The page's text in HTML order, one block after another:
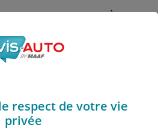
Rechercher À propos
devis d'assurance auto MAAF
Sebring 2
respect de votre vie
privée